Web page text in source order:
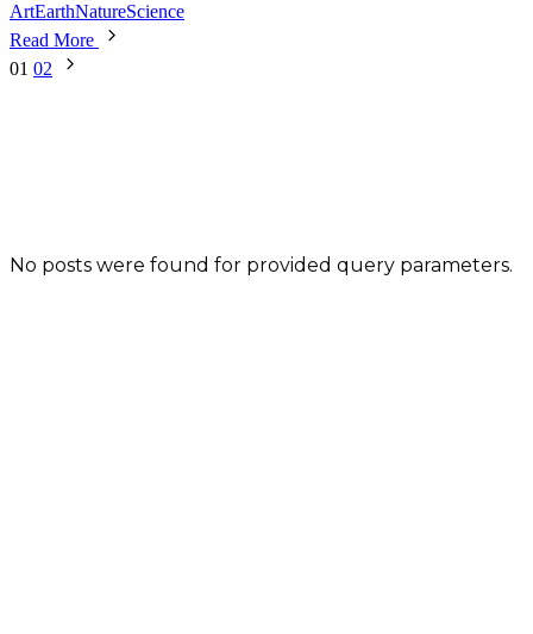
ArtEarthNatureScience
Read More
Pagination
01 02
No posts were found for provided query parameters.